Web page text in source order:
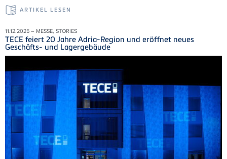
ARTIKEL LESEN
11.12.2025 – MESSE, STORIES
TECE feiert 20 Jahre Adria-Region und eröffnet neues
Geschäfts- und Lagergebäude